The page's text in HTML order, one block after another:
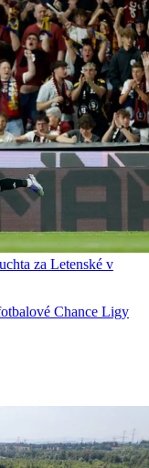
za Letenské v
Chance Ligy